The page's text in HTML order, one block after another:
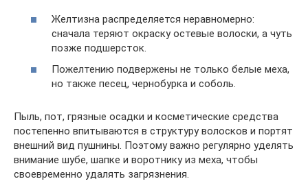
Желтизна распределяется неравномерно:
сначала теряют окраску остевые волоски, а чуть
позже подшерсток.
Пожелтению подвержены не только белые меха,
но также песец, чернобурка и соболь.
Пыль, пот, грязные осадки и косметические средства
постепенно впитываются в структуру волосков и портят
внешний вид пушнины. Поэтому важно регулярно уделять
внимание шубе, шапке и воротнику из меха, чтобы
своевременно удалять загрязнения.